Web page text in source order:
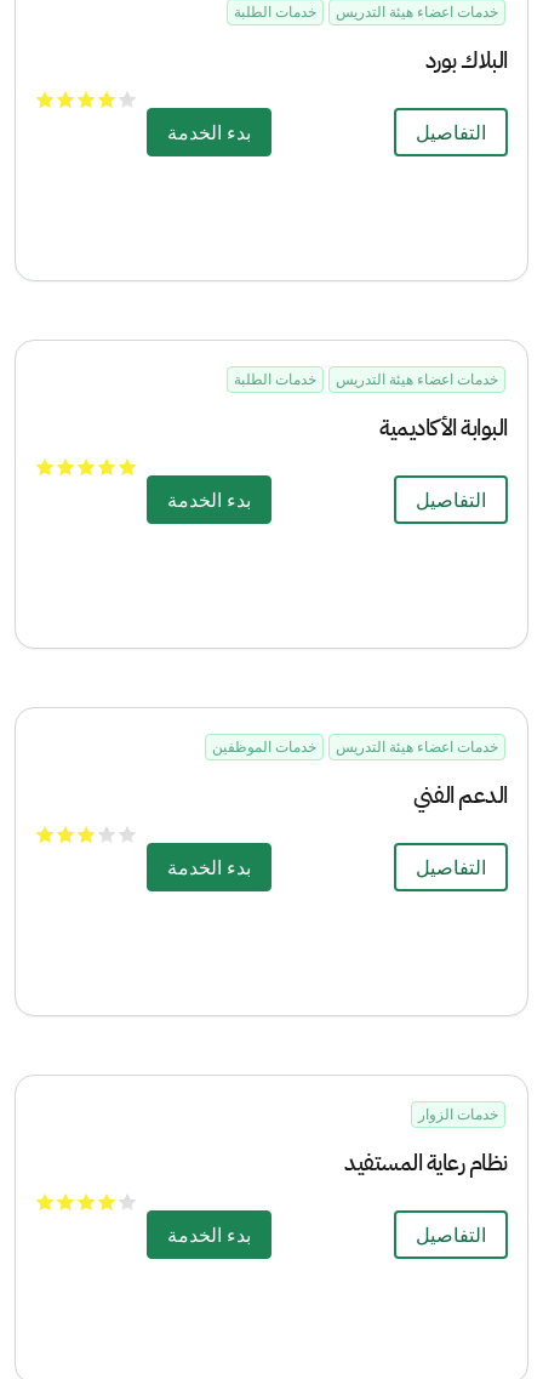
خدمات اعضاء هيئة التدريس خدمات الطلبة
البلاك بورد
التفاصيل بدء الخدمة
خدمات اعضاء هيئة التدريس خدمات الطلبة
البوابة الأكاديمية
التفاصيل بدء الخدمة
خدمات اعضاء هيئة التدريس خدمات الموظفين
الدعم الفني
التفاصيل بدء الخدمة
خدمات الزوار
نظام رعاية المستفيد
التفاصيل بدء الخدمة